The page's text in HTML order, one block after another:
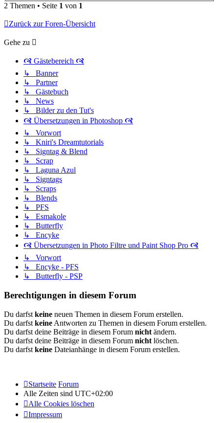
2 Themen • Seite 1 von 1
Zurück zur Foren-Übersicht
Gehe zu
🙧 Gästebereich 🙧
↳ Banner
↳ Partner
↳ Gästebuch
↳ News
↳ Bilder zu den Tut's
🙧 Übersetzungen in Photoshop 🙧
↳ Vorwort
↳ Kniri's Dreamtutorials
↳ Signtag & Blend
↳ Scrap
↳ Laguna Azul
↳ Signtags
↳ Scraps
↳ Blends
↳ PFS
↳ Esmakole
↳ Butterfly
↳ Encyke
🙧 Übersetzungen in Photo Filtre und Paint Shop Pro 🙧
↳ Vorwort
↳ Encyke - PFS
↳ Butterfly - PSP
Berechtigungen in diesem Forum
Du darfst keine neuen Themen in diesem Forum erstellen.
Du darfst keine Antworten zu Themen in diesem Forum erstellen.
Du darfst deine Beiträge in diesem Forum nicht ändern.
Du darfst deine Beiträge in diesem Forum nicht löschen.
Du darfst keine Dateianhänge in diesem Forum erstellen.
Startseite Forum
Alle Zeiten sind UTC+02:00
Alle Cookies löschen
Impressum